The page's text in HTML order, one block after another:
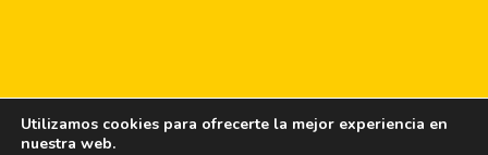
📎 Una web diseñada por Clipping
Utilizamos cookies para ofrecerte la mejor experiencia en
nuestra web.